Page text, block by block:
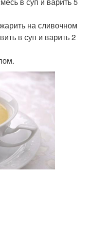
на сливочном
в суп и варить 2